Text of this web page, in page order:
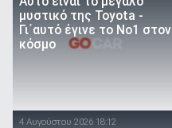
μυστικό της Toyota -
Γι΄αυτό έγινε το Νο1 στον
κόσμο
4 Αυγούστου 2026 18:12